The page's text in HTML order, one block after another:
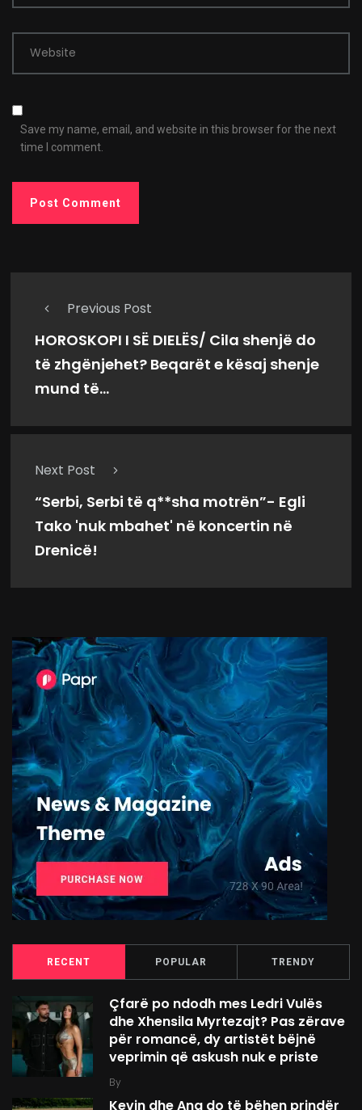
Website
Save my name, email, and website in this browser for the next
time I comment.
Previous Post
HOROSKOPI I SË DIELËS/ Cila shenjë do
të zhgënjehet? Beqarët e kësaj shenje
mund të...
Next Post
“Serbi, Serbi të q**sha motrën”- Egli
Tako 'nuk mbahet' në koncertin në
Drenicë!
RECENT POPULAR TRENDY
Çfarë po ndodh mes Ledri Vulës
dhe Xhensila Myrtezajt? Pas zërave
për romancë, dy artistët bëjnë
veprimin që askush nuk e priste
By
Kevin dhe Ana do të bëhen prindër